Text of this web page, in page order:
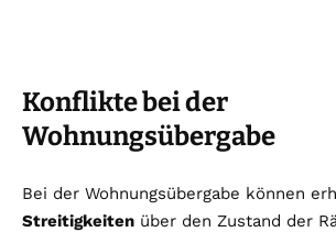
Konflikte bei der
Wohnungsübergabe
Bei der Wohnungsübergabe können
Streitigkeiten über den Zustand der